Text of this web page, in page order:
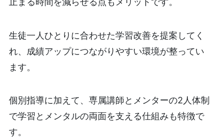
生徒一人ひとりに合わせた学習改善を提案してく
れ、成績アップにつながりやすい環境が整ってい
ます。
個別指導に加えて、専属講師とメンターの2人体制
で学習とメンタルの両面を支える仕組みも特徴で
す。